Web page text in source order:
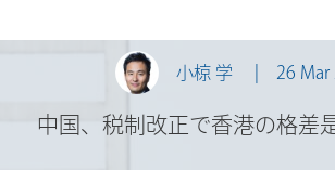
小椋 学 26 Mar
中国、税制改正で香港の格差